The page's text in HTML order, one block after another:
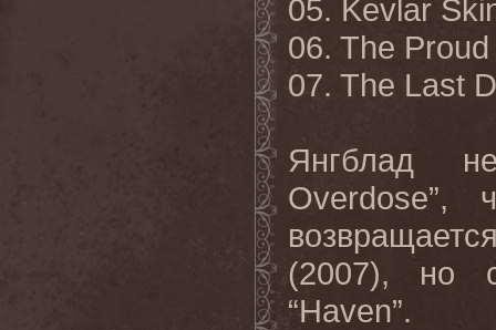
05. Kevlar
06. The
07. The Last
Янгблад
Overdose”,
(2007), но
“Haven”.